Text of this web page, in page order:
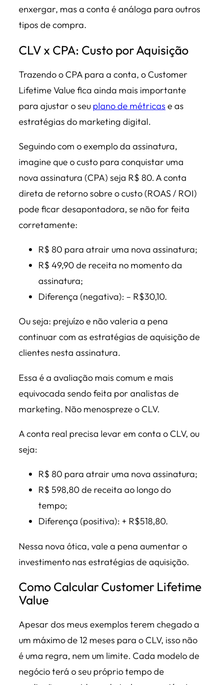
enxergar, mas a conta é análoga para outros
tipos de compra.
CLV x CPA: Custo por Aquisição
Trazendo o CPA para a conta, o Customer
Lifetime Value fica ainda mais importante
para ajustar o seu plano de métricas e as
estratégias do marketing digital.
Seguindo com o exemplo da assinatura,
imagine que o custo para conquistar uma
nova assinatura (CPA) seja R$ 80. A conta
direta de retorno sobre o custo (ROAS / ROI)
pode ficar desapontadora, se não for feita
corretamente:
R$ 80 para atrair uma nova assinatura;
R$ 49,90 de receita no momento da
assinatura;
Diferença (negativa): – R$30,10.
Ou seja: prejuízo e não valeria a pena
continuar com as estratégias de aquisição de
clientes nesta assinatura.
Essa é a avaliação mais comum e mais
equivocada sendo feita por analistas de
marketing. Não menospreze o CLV.
A conta real precisa levar em conta o CLV, ou
seja:
R$ 80 para atrair uma nova assinatura;
R$ 598,80 de receita ao longo do
tempo;
Diferença (positiva): + R$518,80.
Nessa nova ótica, vale a pena aumentar o
investimento nas estratégias de aquisição.
Como Calcular Customer Lifetime
Value
Apesar dos meus exemplos terem chegado a
um máximo de 12 meses para o CLV, isso não
é uma regra, nem um limite. Cada modelo de
negócio terá o seu próprio tempo de